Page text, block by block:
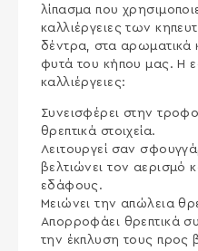
λίπασμα που
καλλιέργειες των
δέντρα, στα αρωματικά
φυτά του κήπου μας. Η
καλλιέργειες:
Συνεισφέρει στην
θρεπτικά στοιχεία.
Λειτουργεί σαν
βελτιώνει τον αερισμό
εδάφους.
Μειώνει την απώλεια
Απορροφάει θρεπτικά
την έκπλυση τους προς